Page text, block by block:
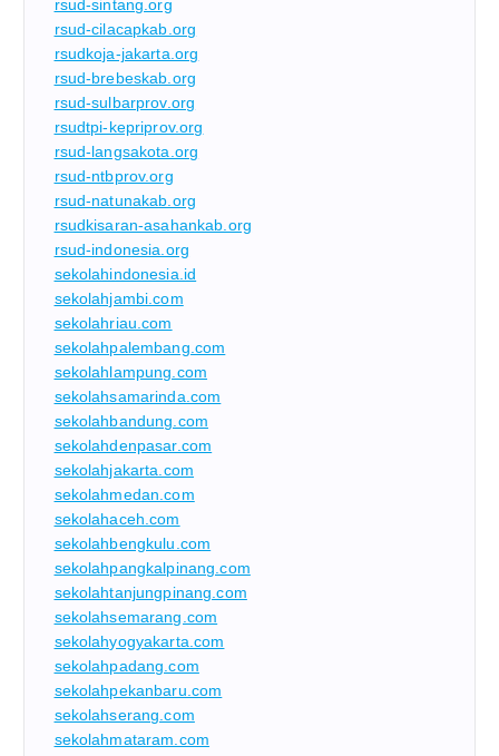
rsud-sintang.org
rsud-cilacapkab.org
rsudkoja-jakarta.org
rsud-brebeskab.org
rsud-sulbarprov.org
rsudtpi-kepriprov.org
rsud-langsakota.org
rsud-ntbprov.org
rsud-natunakab.org
rsudkisaran-asahankab.org
rsud-indonesia.org
sekolahindonesia.id
sekolahjambi.com
sekolahriau.com
sekolahpalembang.com
sekolahlampung.com
sekolahsamarinda.com
sekolahbandung.com
sekolahdenpasar.com
sekolahjakarta.com
sekolahmedan.com
sekolahaceh.com
sekolahbengkulu.com
sekolahpangkalpinang.com
sekolahtanjungpinang.com
sekolahsemarang.com
sekolahyogyakarta.com
sekolahpadang.com
sekolahpekanbaru.com
sekolahserang.com
sekolahmataram.com